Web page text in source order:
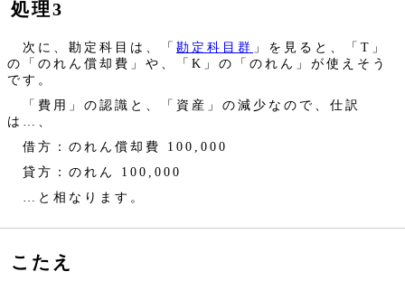
処理3
次に、勘定科目は、「 勘定科目群 」を見ると、「T」
の「のれん償却費」や、「K」の「のれん」が使えそう
です。
「費用」の認識と、「資産」の減少なので、仕訳
は…、
借方：のれん償却費 100,000
貸方：のれん 100,000
…と相なります。
こたえ